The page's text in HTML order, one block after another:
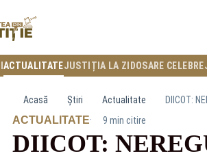
ACTUALITATEJUSTIȚIA LA ZI DOSARE CELEBRE
Acasă Știri Actualitate DIICOT:
ACTUALITATE· 9 min citire
DIICOT: